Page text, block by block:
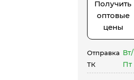
Получить
оптовые
цены
Отправка
ТК
Вт/
Пт